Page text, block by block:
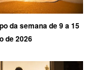
da semana de 9 a 15
de 2026